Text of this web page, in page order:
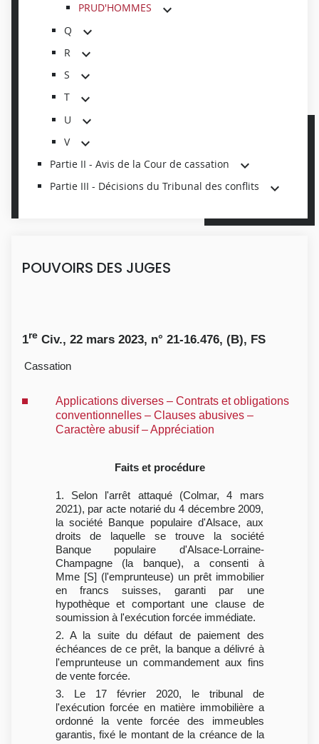
PRUD'HOMMES
Q
R
S
T
U
V
Partie II - Avis de la Cour de cassation
Partie III - Décisions du Tribunal des conflits
POUVOIRS DES JUGES
1re Civ., 22 mars 2023, n° 21-16.476, (B), FS
Cassation
Applications diverses – Contrats et obligations
conventionnelles – Clauses abusives –
Caractère abusif – Appréciation
Faits et procédure
1. Selon l'arrêt attaqué (Colmar, 4 mars
2021), par acte notarié du 4 décembre 2009,
la société Banque populaire d'Alsace, aux
droits de laquelle se trouve la société
Banque populaire d'Alsace-Lorraine-
Champagne (la banque), a consenti à
Mme [S] (l'emprunteuse) un prêt immobilier
en francs suisses, garanti par une
hypothèque et comportant une clause de
soumission à l'exécution forcée immédiate.
2. A la suite du défaut de paiement des
échéances de ce prêt, la banque a délivré à
l'emprunteuse un commandement aux fins
de vente forcée.
3. Le 17 février 2020, le tribunal de
l'exécution forcée en matière immobilière a
ordonné la vente forcée des immeubles
garantis, fixé le montant de la créance de la